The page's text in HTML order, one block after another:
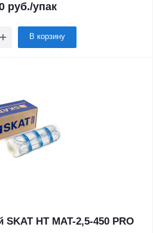
руб./упак
В корзину
HT MAT-2,5-450 PRO